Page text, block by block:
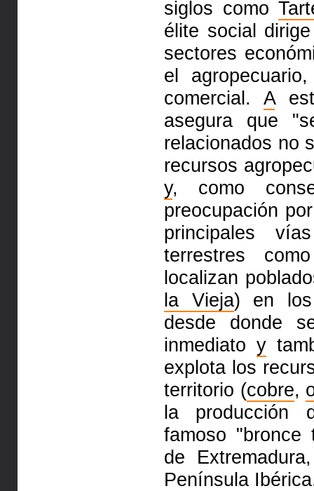
siglos como
élite social
sectores
el
comercial.A
asegura que
relacionados no
recursos
y, como
preocupación
principales
terrestres
localizan
la Vieja) en los
desde donde
inmediatoy
explota los
territorio (cobre,
la producción
famoso
de
Península